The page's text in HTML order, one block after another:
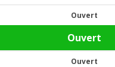
Ouvert
Ouvert
Ouvert